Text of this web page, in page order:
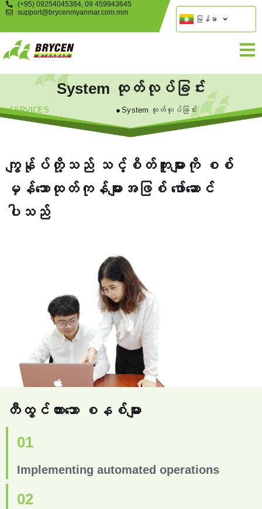
(+95) 09254045384, 09 459943645
support@brycenmyanmar.com.mm
မြန်မာ
System ထုတ်လုပ်ခြင်း
SERVICES System ထုတ်လုပ်ခြင်း
ကျွန်ုပ်တို့သည် သင့်စိတ်ကူးများကို စစ်
မှန်သောထုတ်ကုန်များအဖြစ် ဖော်ဆောင်
ပါသည်
တီထွင်ထားသော စနစ်များ
01
Implementing automated operations
02